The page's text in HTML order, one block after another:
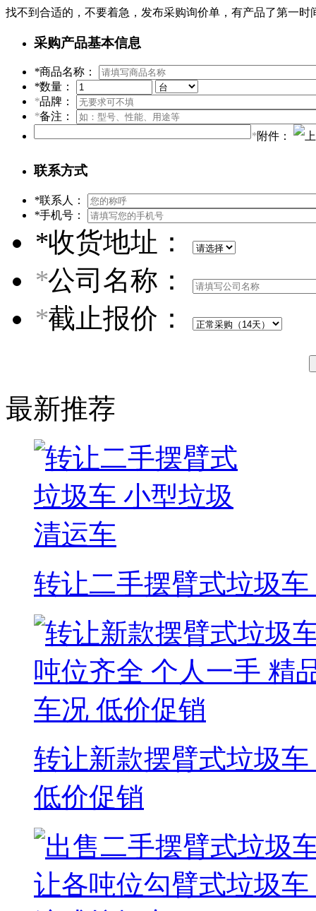
找不到合适的，不要着急，发布采购询价单，有产品了第一时
采购产品基本信息
*商品名称：
*数量：
*品牌：
*备注：
*附件：
联系方式
*联系人：
*手机号：
*收货地址：
*公司名称：
*截止报价：
最新推荐
转让二手摆臂式垃圾
转让新款摆臂式垃圾
低价促销